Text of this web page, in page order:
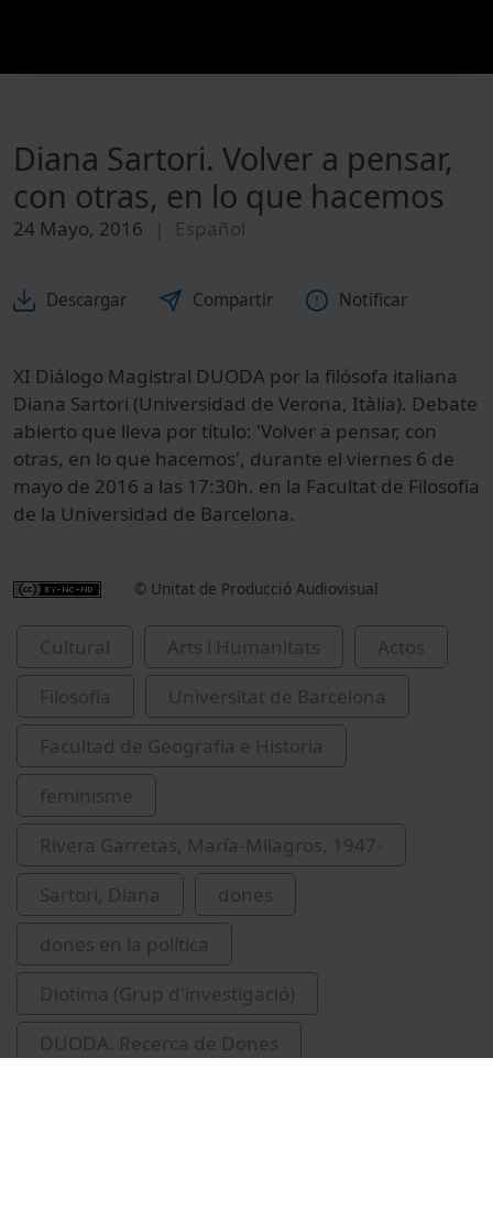
Diana Sartori. Volver a pensar,
con otras, en lo que hacemos
24 Mayo, 2016 Español
Descargar Compartir Notificar
XI Diálogo Magistral DUODA por la filósofa italiana
Diana Sartori (Universidad de Verona, Itàlia). Debate
abierto que lleva por título: 'Volver a pensar, con
otras, en lo que hacemos', durante el viernes 6 de
mayo de 2016 a las 17:30h. en la Facultat de Filosofia
de la Universidad de Barcelona.
© Unitat de Producció Audiovisual
Cultural Arts i Humanitats
Actos
Filosofía
Universitat de Barcelona
Facultad de Geografía e Historia
feminisme
Rivera Garretas, María-Milagros, 1947-
Sartori, Diana
dones
dones en la política
Diotima (Grup d'investigació)
DUODA. Recerca de Dones